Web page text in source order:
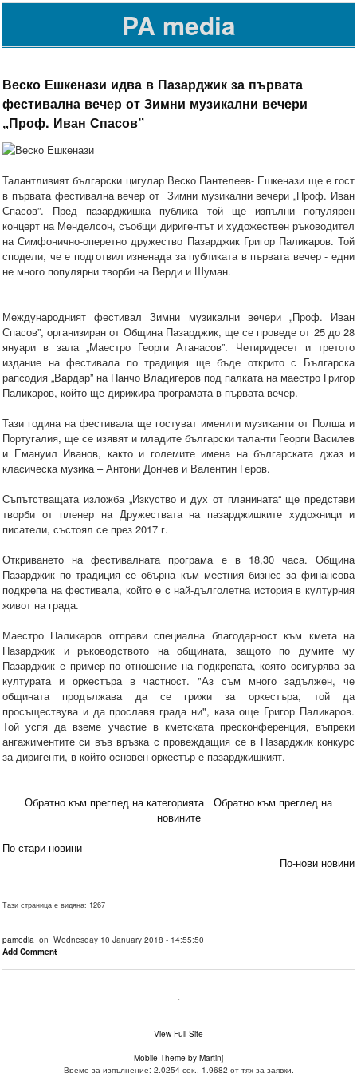
PA media
Веско Ешкенази идва в Пазарджик за първата
фестивална вечер от Зимни музикални вечери
„Проф. Иван Спасов”
Талантливият български цигулар Веско Пантелеев- Ешкенази ще е гост
в първата фестивална вечер от Зимни музикални вечери „Проф. Иван
Спасов”. Пред пазарджишка публика той ще изпълни популярен
концерт на Менделсон, съобщи диригентът и художествен ръководител
на Симфонично-оперетно дружество Пазарджик Григор Паликаров. Той
сподели, че е подготвил изненада за публиката в първата вечер - едни
не много популярни творби на Верди и Шуман.
Международният фестивал Зимни музикални вечери „Проф. Иван
Спасов”, организиран от Община Пазарджик, ще се проведе от 25 до 28
януари в зала „Маестро Георги Атанасов”. Четиридесет и третото
издание на фестивала по традиция ще бъде открито с Българска
рапсодия „Вардар” на Панчо Владигеров под палката на маестро Григор
Паликаров, който ще дирижира програмата в първата вечер.
Тази година на фестивала ще гостуват именити музиканти от Полша и
Португалия, ще се изявят и младите български таланти Георги Василев
и Емануил Иванов, както и големите имена на българската джаз и
класическа музика – Антони Дончев и Валентин Геров.
Съпътстващата изложба „Изкуство и дух от планината“ ще представи
творби от пленер на Дружествата на пазарджишките художници и
писатели, състоял се през 2017 г.
Откриването на фестивалната програма е в 18,30 часа. Община
Пазарджик по традиция се обърна към местния бизнес за финансова
подкрепа на фестивала, който е с най-дълголетна история в културния
живот на града.
Маестро Паликаров отправи специална благодарност към кмета на
Пазарджик и ръководството на общината, защото по думите му
Пазарджик е пример по отношение на подкрепата, която осигурява за
културата и оркестъра в частност. "Аз съм много задължен, че
общината продължава да се грижи за оркестъра, той да
просъществува и да прославя града ни", каза още Григор Паликаров.
Той успя да вземе участие в кметската пресконференция, въпреки
ангажиментите си във връзка с провеждащия се в Пазарджик конкурс
за диригенти, в който основен оркестър е пазарджишкият.
Обратно към преглед на категорията
Обратно към преглед на
новините
По-стари новини
По-нови новини
Тази страница е видяна: 1267
pamedia on Wednesday 10 January 2018 - 14:55:50
Add Comment
.
View Full Site
Mobile Theme by Martinj
Време за изпълнение: 2.0254 сек., 1.9682 от тях за заявки.